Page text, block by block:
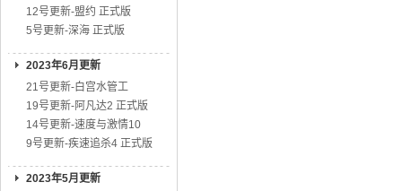
12号更新-盟约 正式版
5号更新-深海 正式版
2023年6月更新
21号更新-白宫水管工
19号更新-阿凡达2 正式版
14号更新-速度与激情10
9号更新-疾速追杀4 正式版
2023年5月更新